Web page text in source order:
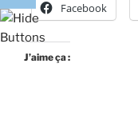
Facebook
J’aime ça :